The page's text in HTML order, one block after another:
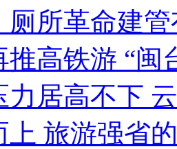
厕所革命建
推高铁游 “闽
力居高不下
上 旅游强省